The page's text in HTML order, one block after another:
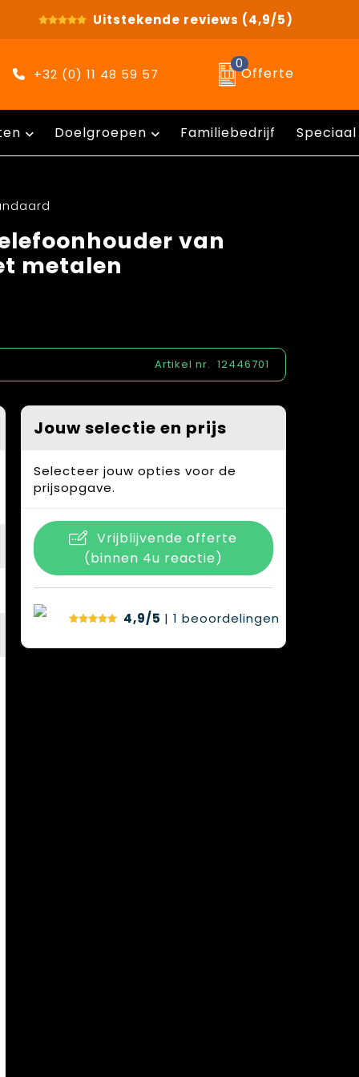
Uitstekende reviews (4,9/5)
+32 (0) 11 48 59 57
0
Offerte
Doelgroepen Familiebedrijf
van
metalen
Artikel nr. 12446701
Jouw selectie en prijs
Selecteer jouw opties voor de
prijsopgave.
Vrijblijvende offerte
(binnen 4u reactie)
4,9/5 | 1 beoordelingen